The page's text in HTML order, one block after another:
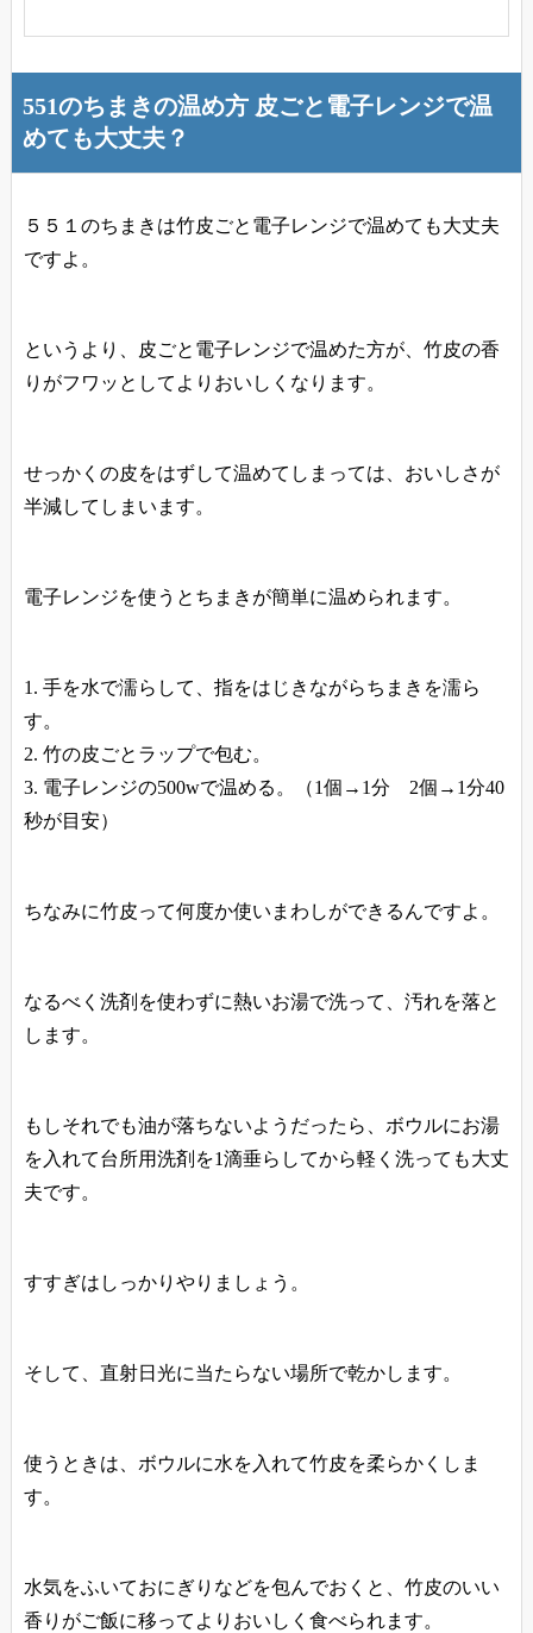
551のちまきの温め方 皮ごと電子レンジで温
めても大丈夫？
５５１のちまきは竹皮ごと電子レンジで温めても大丈夫
ですよ。
というより、皮ごと電子レンジで温めた方が、竹皮の香
りがフワッとしてよりおいしくなります。
せっかくの皮をはずして温めてしまっては、おいしさが
半減してしまいます。
電子レンジを使うとちまきが簡単に温められます。
手を水で濡らして、指をはじきながらちまきを濡ら
す。
竹の皮ごとラップで包む。
電子レンジの500wで温める。（1個→1分 2個→1分40
秒が目安）
ちなみに竹皮って何度か使いまわしができるんですよ。
なるべく洗剤を使わずに熱いお湯で洗って、汚れを落と
します。
もしそれでも油が落ちないようだったら、ボウルにお湯
を入れて台所用洗剤を1滴垂らしてから軽く洗っても大丈
夫です。
すすぎはしっかりやりましょう。
そして、直射日光に当たらない場所で乾かします。
使うときは、ボウルに水を入れて竹皮を柔らかくしま
す。
水気をふいておにぎりなどを包んでおくと、竹皮のいい
香りがご飯に移ってよりおいしく食べられます。